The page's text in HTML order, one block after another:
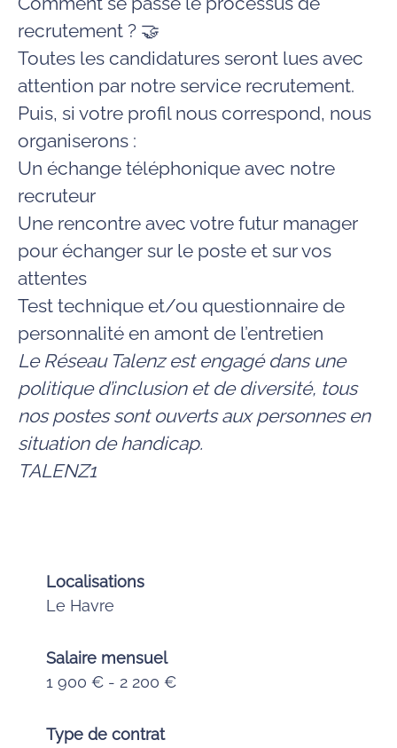
recrutement ? 🤝
Toutes les candidatures seront lues avec
attention par notre service recrutement.
Puis, si votre profil nous correspond, nous
organiserons :
Un échange téléphonique avec notre
recruteur
Une rencontre avec votre futur manager
pour échanger sur le poste et sur vos
attentes
Test technique et/ou questionnaire de
personnalité en amont de l’entretien
Le Réseau Talenz est engagé dans une
politique d’inclusion et de diversité, tous
nos postes sont ouverts aux personnes en
situation de handicap.
TALENZ1
Localisations
Le Havre
Salaire mensuel
1 900 € - 2 200 €
Type de contrat